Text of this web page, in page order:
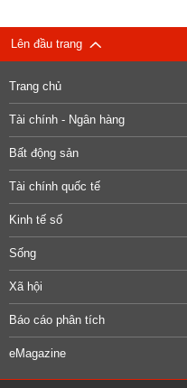
Lên đầu trang
Trang chủ
Tài chính - Ngân hàng
Bất động sản
Tài chính quốc tế
Kinh tế số
Sống
Xã hội
Báo cáo phân tích
eMagazine